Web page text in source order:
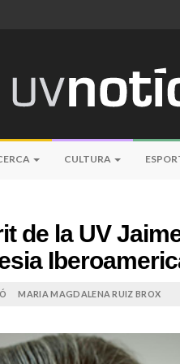
CULTURA
de la UV
MARIA MAGDALENA RUIZ BROX